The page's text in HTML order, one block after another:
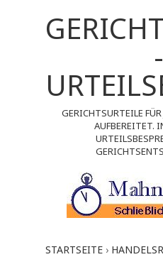
-
GERICHTSURTEILE
AUFBEREITET.
STARTSEITE ›